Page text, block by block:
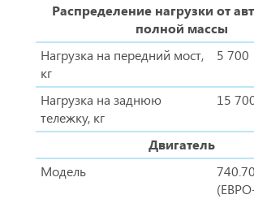
Распределение нагрузки от
полной массы
Нагрузка на передний мост,
кг
5 700
Нагрузка на заднюю
тележку, кг
15
Двигатель
Модель